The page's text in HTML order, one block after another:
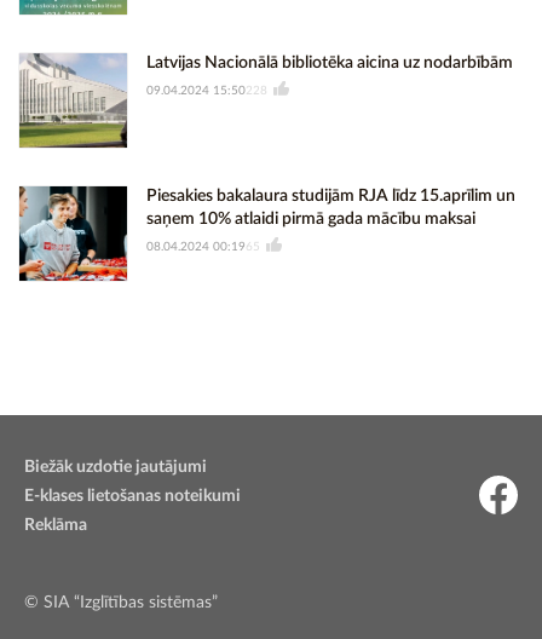
Latvijas Nacionālā bibliotēka aicina uz nodarbībām
09.04.2024 15:50228
Piesakies bakalaura studijām RJA līdz 15.aprīlim un
saņem 10% atlaidi pirmā gada mācību maksai
08.04.2024 00:19 65
Biežāk uzdotie jautājumi
E-klases lietošanas noteikumi
Reklāma
© SIA “Izglītības sistēmas”